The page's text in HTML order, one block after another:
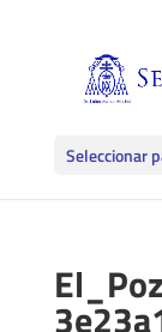
Seleccionar